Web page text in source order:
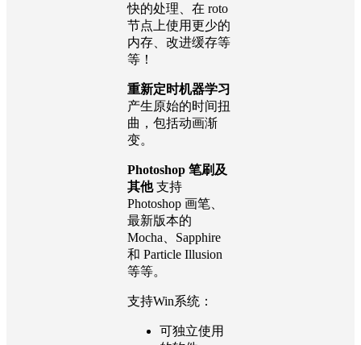
快的处理、在 roto
节点上使用更少的
内存、改进缓存等
等！
重新定时机器学习
产生原始的时间扭
曲，包括动画渐
变。
Photoshop 笔刷及
其他支持
Photoshop 画笔、
最新版本的
Mocha、Sapphire
和 Particle Illusion
等等。
支持Win系统：
可独立使用